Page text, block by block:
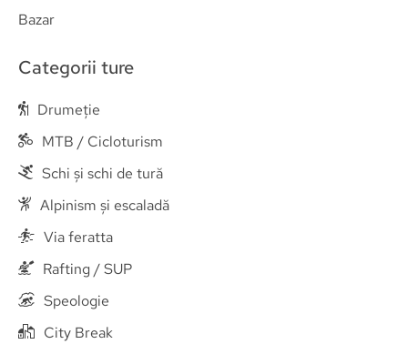
Bazar
Categorii ture
Drumeție
MTB / Cicloturism
Schi și schi de tură
Alpinism și escaladă
Via feratta
Rafting / SUP
Speologie
City Break